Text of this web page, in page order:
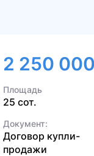
2 250
Площадь
25 сот.
Документ:
Договор купли-
продажи